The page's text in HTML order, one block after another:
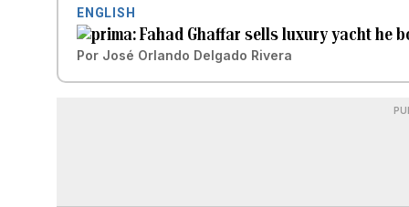
ENGLISH
Fahad Ghaffar sells luxury yacht he
Por José Orlando Delgado Rivera